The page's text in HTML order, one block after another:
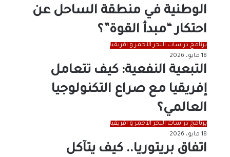
الوطنية في منطقة الساحل عن
احتكار “مبدأ القوة”؟
برنامج دراسات البحر الأحمر و أفريقيا
18 مايو، 2026
التبعية النفعية: كيف تتعامل
إفريقيا مع صراع التكنولوجيا
العالمي؟
برنامج دراسات البحر الأحمر و أفريقيا
18 مايو، 2026
اتفاق بريتوريا.. كيف يتآكل